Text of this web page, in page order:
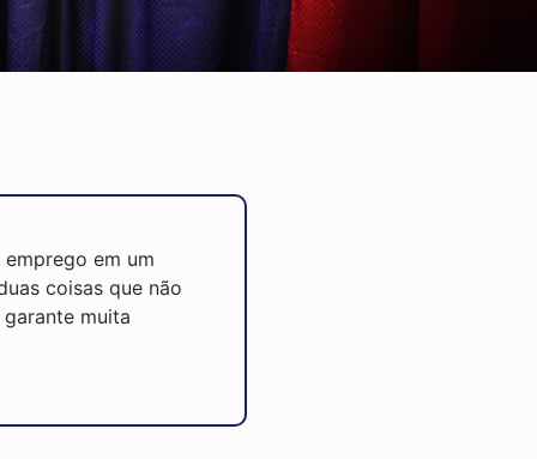
em um
coisas que não
muita